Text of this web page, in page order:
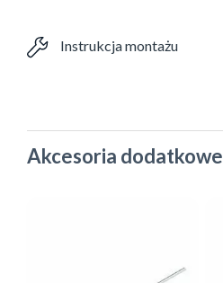
Instrukcja montażu
Akcesoria dodatkowe